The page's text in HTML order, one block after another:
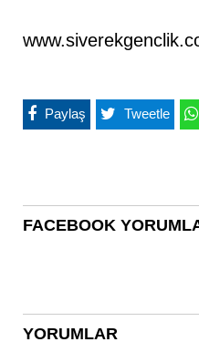
Paylaş Tweetle
FACEBOOK
YORUMLAR